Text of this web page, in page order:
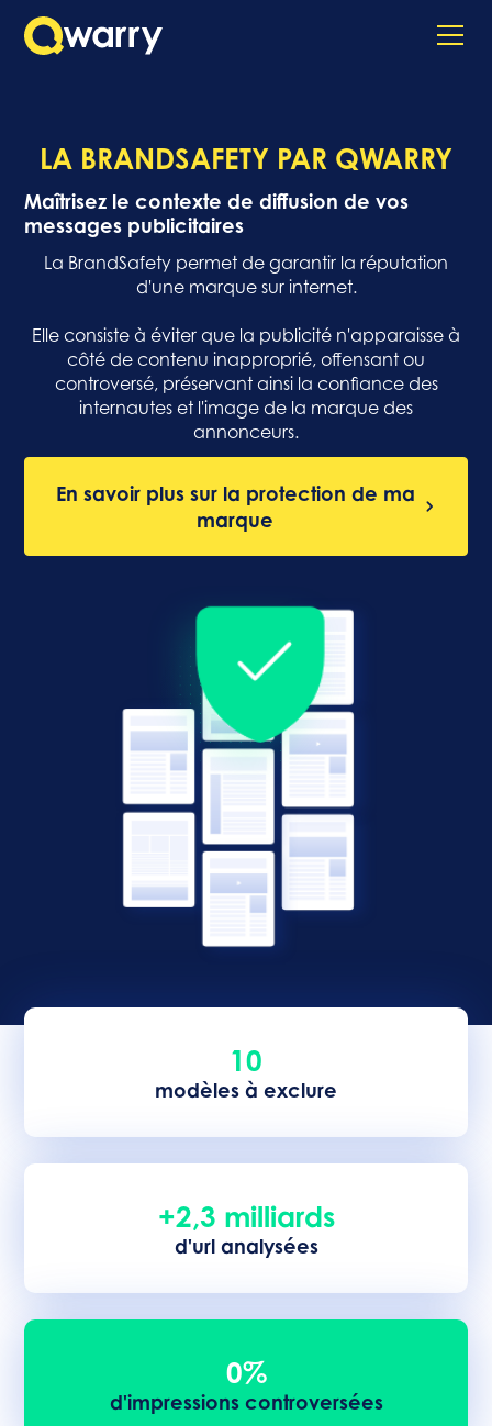
LA BRANDSAFETY PAR QWARRY
Maîtrisez le contexte de diffusion de vos
messages publicitaires
La BrandSafety permet de garantir la réputation
d'une marque sur internet.
Elle consiste à éviter que la publicité n'apparaisse à
côté de contenu inapproprié, offensant ou
controversé, préservant ainsi la confiance des
internautes et l'image de la marque des
annonceurs.
En savoir plus sur la protection de ma
marque
10
modèles à exclure
+2,3 milliards
d'url analysées
0%
d'impressions controversées